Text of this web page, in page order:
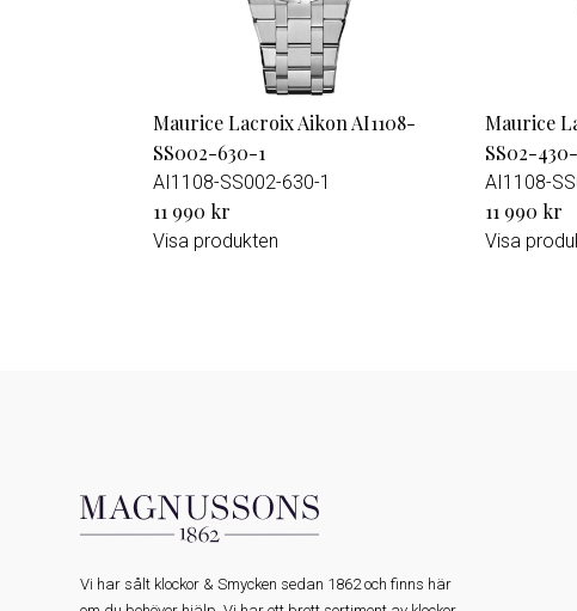
Maurice Lacroix Aikon AI1108-
SS002-630-1
AI1108-SS002-630-1
11 990 kr
Visa produkten
Maurice
SS02-
AI1108-
11 990 kr
Visa
Vi har sålt klockor & Smycken sedan 1862 och finns här